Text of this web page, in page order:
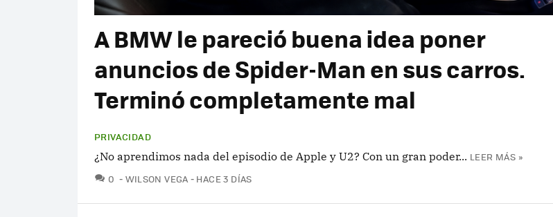
A BMW le pareció buena idea poner
anuncios de Spider-Man en sus carros.
Terminó completamente mal
PRIVACIDAD
¿No aprendimos nada del episodio de Apple y U2? Con un gran poder... LEER MÁS »
0 COMENTARIOS
WILSON VEGA HACE 3 DÍAS